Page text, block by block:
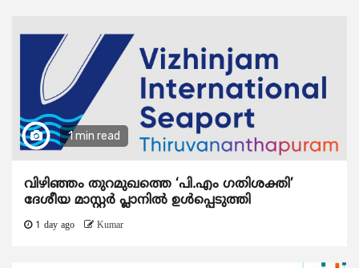
1 min read
വിഴിഞ്ഞം തുറമുഖത്തെ ‘പി.എം ഗതിശക്തി’
ദേശീയ മാസ്റ്റർ പ്ലാനിൽ ഉൾപ്പെടുത്തി
1 day ago Kumar